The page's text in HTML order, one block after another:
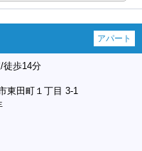
アパート
徒歩14分
東田町１丁目 3-1